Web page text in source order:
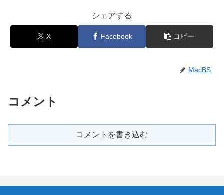
シェアする
X Facebook コピー
MacBS
コメント
コメントを書き込む